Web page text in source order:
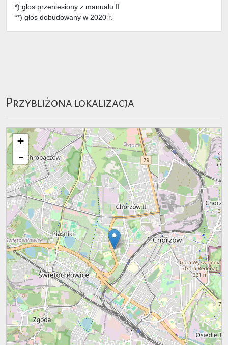
*) głos przeniesiony z manuału II
**) głos dobudowany w 2020 r.
Przybliżona lokalizacja
+
-